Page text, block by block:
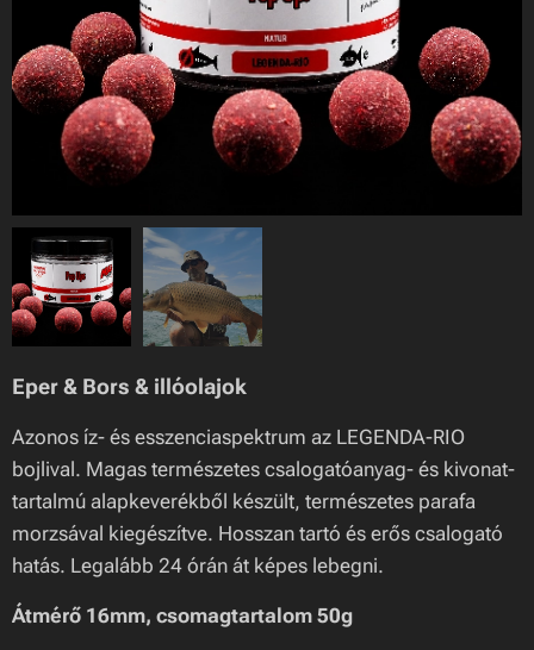
1x 16mm LEGENDA-RIO Pop-Up
Eper & Bors & illóolajok
Azonos íz- és esszenciaspektrum az LEGENDA-RIO
bojlival. Magas természetes csalogatóanyag- és kivonat-
tartalmú alapkeverékből készült, természetes parafa
morzsával kiegészítve. Hosszan tartó és erős csalogató
hatás. Legalább 24 órán át képes lebegni.
Átmérő 16mm, csomagtartalom 50g